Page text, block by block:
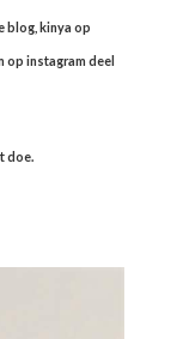
blog, kinya op
op instagram deel
doe.